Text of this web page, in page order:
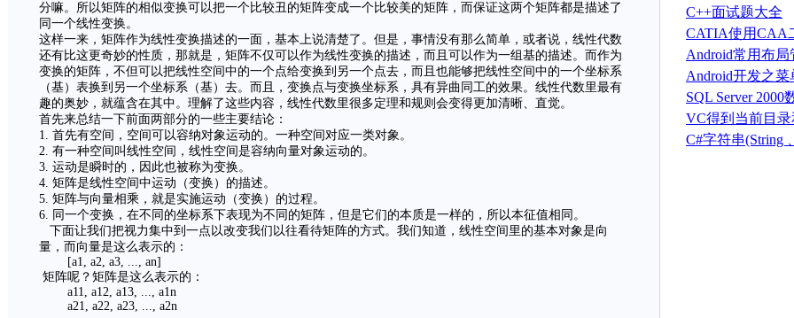
分嘛。所以矩阵的相似变换可以把一个比较丑的矩阵变成一个比较美的矩阵，而保证这两个矩阵都是描述了
同一个线性变换。
这样一来，矩阵作为线性变换描述的一面，基本上说清楚了。但是，事情没有那么简单，或者说，线性代数
还有比这更奇妙的性质，那就是，矩阵不仅可以作为线性变换的描述，而且可以作为一组基的描述。而作为
变换的矩阵，不但可以把线性空间中的一个点给变换到另一个点去，而且也能够把线性空间中的一个坐标系
（基）表换到另一个坐标系（基）去。而且，变换点与变换坐标系，具有异曲同工的效果。线性代数里最有
趣的奥妙，就蕴含在其中。理解了这些内容，线性代数里很多定理和规则会变得更加清晰、直觉。
首先来总结一下前面两部分的一些主要结论：
1. 首先有空间，空间可以容纳对象运动的。一种空间对应一类对象。
2. 有一种空间叫线性空间，线性空间是容纳向量对象运动的。
3. 运动是瞬时的，因此也被称为变换。
4. 矩阵是线性空间中运动（变换）的描述。
5. 矩阵与向量相乘，就是实施运动（变换）的过程。
6. 同一个变换，在不同的坐标系下表现为不同的矩阵，但是它们的本质是一样的，所以本征值相同。
下面让我们把视力集中到一点以改变我们以往看待矩阵的方式。我们知道，线性空间里的基本对象是向
量，而向量是这么表示的：
[a1, a2, a3, ..., an]
矩阵呢？矩阵是这么表示的：
a11, a12, a13, ..., a1n
a21, a22, a23, ..., a2n
C++面试题大全
CATIA使用CAA
建草图
Android常用布
Android开发之菜
菜单(Option
SQL Server 2000
建、删除、备份
VC得到当前目
序目录的方法
C#字符串(String